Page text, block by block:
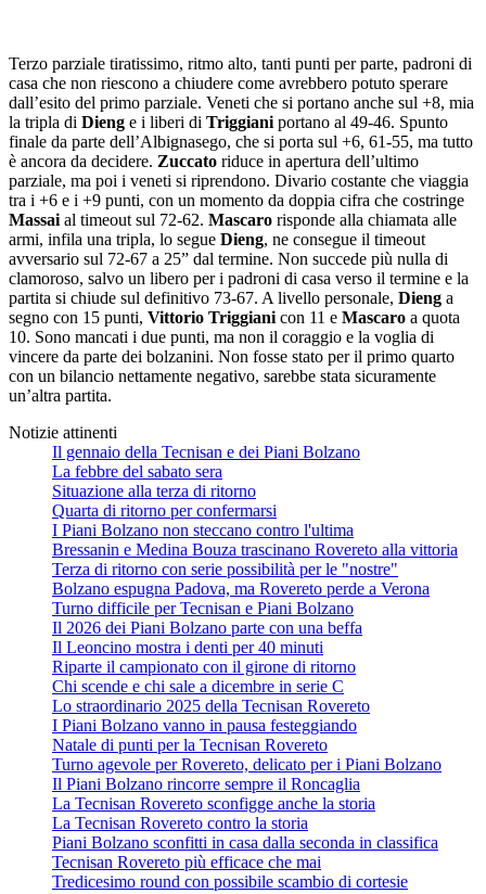
Terzo parziale tiratissimo, ritmo alto, tanti punti per parte, padroni di
casa che non riescono a chiudere come avrebbero potuto sperare
dall’esito del primo parziale. Veneti che si portano anche sul +8, mia
la tripla di Dieng e i liberi di Triggiani portano al 49-46. Spunto
finale da parte dell’Albignasego, che si porta sul +6, 61-55, ma tutto
è ancora da decidere. Zuccato riduce in apertura dell’ultimo
parziale, ma poi i veneti si riprendono. Divario costante che viaggia
tra i +6 e i +9 punti, con un momento da doppia cifra che costringe
Massai al timeout sul 72-62. Mascaro risponde alla chiamata alle
armi, infila una tripla, lo segue Dieng, ne consegue il timeout
avversario sul 72-67 a 25” dal termine. Non succede più nulla di
clamoroso, salvo un libero per i padroni di casa verso il termine e la
partita si chiude sul definitivo 73-67. A livello personale, Dieng a
segno con 15 punti, Vittorio Triggiani con 11 e Mascaro a quota
10. Sono mancati i due punti, ma non il coraggio e la voglia di
vincere da parte dei bolzanini. Non fosse stato per il primo quarto
con un bilancio nettamente negativo, sarebbe stata sicuramente
un’altra partita.
Notizie attinenti
Il gennaio della Tecnisan e dei Piani Bolzano
La febbre del sabato sera
Situazione alla terza di ritorno
Quarta di ritorno per confermarsi
I Piani Bolzano non steccano contro l'ultima
Bressanin e Medina Bouza trascinano Rovereto alla vittoria
Terza di ritorno con serie possibilità per le "nostre"
Bolzano espugna Padova, ma Rovereto perde a Verona
Turno difficile per Tecnisan e Piani Bolzano
Il 2026 dei Piani Bolzano parte con una beffa
Il Leoncino mostra i denti per 40 minuti
Riparte il campionato con il girone di ritorno
Chi scende e chi sale a dicembre in serie C
Lo straordinario 2025 della Tecnisan Rovereto
I Piani Bolzano vanno in pausa festeggiando
Natale di punti per la Tecnisan Rovereto
Turno agevole per Rovereto, delicato per i Piani Bolzano
Il Piani Bolzano rincorre sempre il Roncaglia
La Tecnisan Rovereto sconfigge anche la storia
La Tecnisan Rovereto contro la storia
Piani Bolzano sconfitti in casa dalla seconda in classifica
Tecnisan Rovereto più efficace che mai
Tredicesimo round con possibile scambio di cortesie